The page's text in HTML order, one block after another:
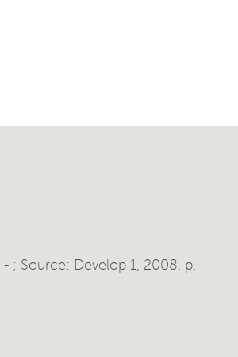
- ; Source: Develop 1, 2008, p.